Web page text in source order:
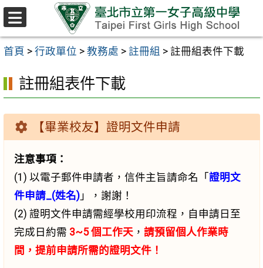
跳至主要內容區
首頁 > 行政單位 > 教務處 > 註冊組 > 註冊組表件下載
註冊組表件下載
【畢業校友】證明文件申請
注意事項：
(1) 以電子郵件申請者，信件主旨請命名「證明文
件申請_(姓名) 」，謝謝！
(2) 證明文件申請需經學校用印流程，自申請日至
完成日約需 3~5 個工作天 ，請預留個人作業時
間，提前申請所需的證明文件！
選
單